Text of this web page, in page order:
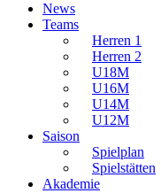
News
Teams
Herren 1
Herren 2
U18M
U16M
U14M
U12M
Saison
Spielplan
Spielstätten
Akademie